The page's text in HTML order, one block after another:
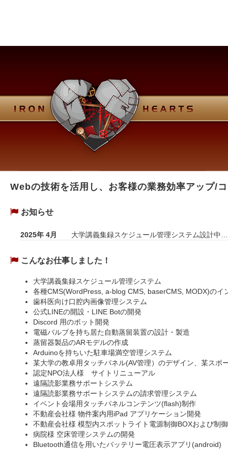
Webの技術を活用し、お客様の業務効率アップ/
お知らせ
2025年 4月 大学講義集録スケジュール管理システム設計中…
こんなお仕事しました！
大学講義集録スケジュール管理システム
各種CMS(WordPress, a-blog CMS, baserCMS, MODX)のイ
歯科医向け口腔内画像管理システム
公式LINEの開設・LINE Botの開発
Discord 用のボット開発
電磁バルブを持ち居た自動蒸留装置の設計・製造
蒸留器製品のARモデルの作成
Arduinoを持ちいた駐車場満空管理システム
某大学の教卓用タッチパネル(AV管理）のデザイン、某ス
認定NPO法人様 サイトリニューアル
遠隔読影業務サポートシステム
遠隔読影業務サポートシステムの請求管理システム
イベント会場用タッチパネルコンテンツ(flash)制作
不動産会社様 物件案内用iPad アプリケーション開発
不動産会社様 模型内スポットライト電源制御BOXおよび制
病院様 空床管理システムの開発
Bluetooth通信を用いたバッテリー電圧表示アプリ(android)